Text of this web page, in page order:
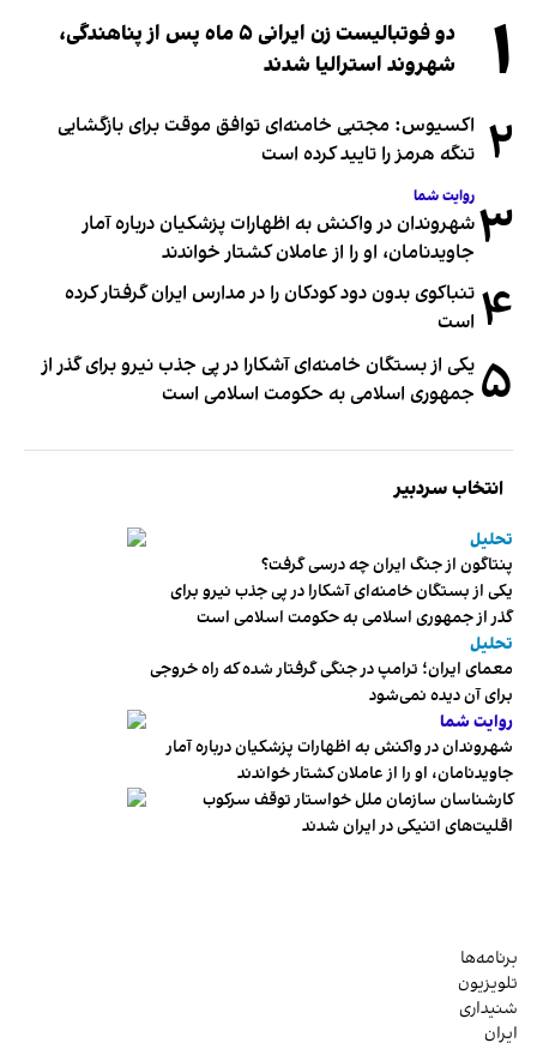
۱
دو فوتبالیست زن ایرانی ۵ ماه پس از پناهندگی،
شهروند استرالیا شدند
۲ اکسیوس: مجتبی خامنه‌ای توافق موقت برای بازگشایی
تنگه هرمز را تایید کرده است
۳ روایت شما
شهروندان در واکنش به اظهارات پزشکیان درباره آمار
جاویدنامان، او را از عاملان کشتار خواندند
۴ تنباکوی بدون دود کودکان را در مدارس ایران گرفتار کرده
است
۵ یکی از بستگان خامنه‌ای آشکارا در پی جذب نیرو برای گذر از
جمهوری اسلامی به حکومت اسلامی است
انتخاب سردبیر
تحلیل
پنتاگون از جنگ ایران چه درسی گرفت؟
یکی از بستگان خامنه‌ای آشکارا در پی جذب نیرو برای
گذر از جمهوری اسلامی به حکومت اسلامی است
تحلیل
معمای ایران؛ ترامپ در جنگی گرفتار شده که راه خروجی
برای آن دیده نمی‌شود
روایت شما
شهروندان در واکنش به اظهارات پزشکیان درباره آمار
جاویدنامان، او را از عاملان کشتار خواندند
کارشناسان سازمان ملل خواستار توقف سرکوب
اقلیت‌های اتنیکی در ایران شدند
برنامه‌ها
تلویزیون
شنیداری
ایران